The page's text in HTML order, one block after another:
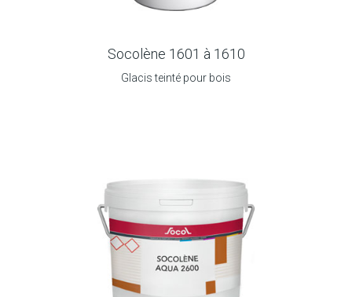
Socolène 1601 à 1610
Glacis teinté pour bois